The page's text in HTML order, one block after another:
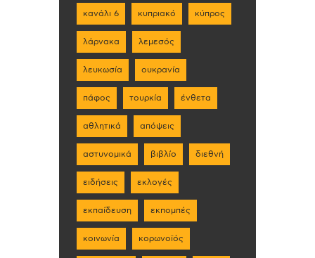
κανάλι 6 κυπριακό κύπρος
λάρνακα λεμεσός
λευκωσία ουκρανία
πάφος τουρκία ένθετα
αθλητικά απόψεις
αστυνομικά βιβλίο διεθνή
ειδήσεις εκλογές
εκπαίδευση εκπομπές
κοινωνία κορωνοϊός